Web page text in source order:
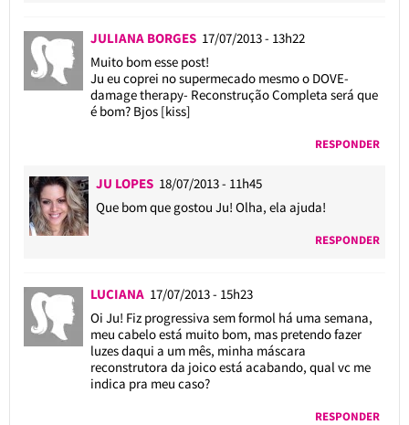
JULIANA BORGES 17/07/2013 - 13h22
Muito bom esse post!
Ju eu coprei no supermecado mesmo o DOVE-
damage therapy- Reconstrução Completa será que
é bom? Bjos [kiss]
RESPONDER
JU LOPES 18/07/2013 - 11h45
Que bom que gostou Ju! Olha, ela ajuda!
RESPONDER
LUCIANA 17/07/2013 - 15h23
Oi Ju! Fiz progressiva sem formol há uma semana,
meu cabelo está muito bom, mas pretendo fazer
luzes daqui a um mês, minha máscara
reconstrutora da joico está acabando, qual vc me
indica pra meu caso?
RESPONDER